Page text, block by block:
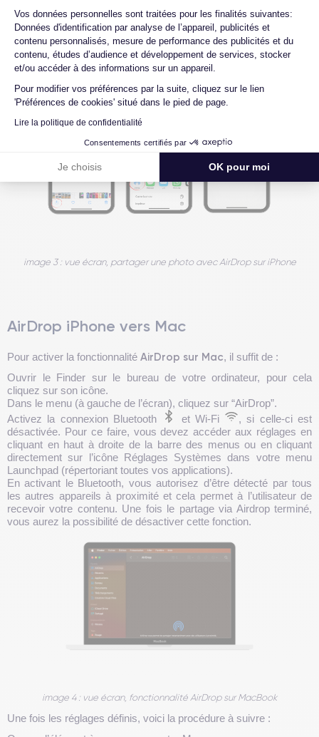
Vos données personnelles sont traitées pour les finalités suivantes:
Données d'identification par analyse de l’appareil, publicités et
contenu personnalisés, mesure de performance des publicités et du
contenu, études d’audience et développement de services, stocker
et/ou accéder à des informations sur un appareil.
Pour modifier vos préférences par la suite, cliquez sur le lien
'Préférences de cookies' situé dans le pied de page.
Lire la politique de confidentialité
Consentements certifiés par
Je choisis OK pour moi
Axeptio consent
trouvant à proximité.
Vous pouvez également envoyer du contenu via AirDrop entre
vos propres appareils Apple par la même procédure.
image 3 : vue écran, partager une photo avec AirDrop sur iPhone
AirDrop iPhone vers Mac
Pour activer la fonctionnalité AirDrop sur Mac, il suffit de :
Ouvrir le Finder sur le bureau de votre ordinateur, pour cela
cliquez sur son icône.
Dans le menu (à gauche de l’écran), cliquez sur “AirDrop”.
Activez la connexion Bluetooth
et Wi-Fi
, si celle-ci est
désactivée. Pour ce faire, vous devez accéder aux réglages en
cliquant en haut à droite de la barre des menus ou en cliquant
directement sur l’icône Réglages Systèmes dans votre menu
Launchpad (répertoriant toutes vos applications).
En activant le Bluetooth, vous autorisez d’être détecté par tous
les autres appareils à proximité et cela permet à l’utilisateur de
recevoir votre contenu. Une fois le partage via Airdrop terminé,
vous aurez la possibilité de désactiver cette fonction.
image 4 : vue écran, fonctionnalité AirDrop sur MacBook
Une fois les réglages définis, voici la procédure à suivre :